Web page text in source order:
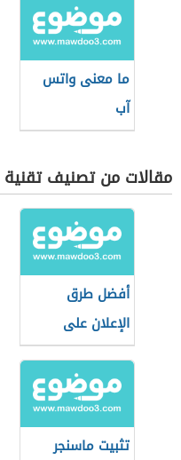
ما معنى واتس
آب
مقالات من تصنيف تقنية
أفضل طرق
الإعلان على
الفيس بوك
تثبيت ماسنجر